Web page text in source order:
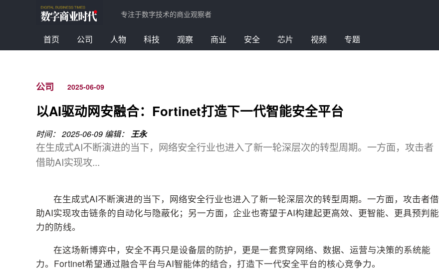
专注于数字技术的商业观察者
首页 公司 人物 科技 观察 商业 安全 芯片 视频 专题
公司 2025-06-09
以AI驱动网安融合：Fortinet打造下一代智能安全平台
时间： 2025-06-09编辑： 王永
在生成式AI不断演进的当下，网络安全行业也进入了新一轮深层次的转型周期。一方面，攻击者
借助AI实现攻...
在生成式AI不断演进的当下，网络安全行业也进入了新一轮深层次的转型周期。一方面，攻击者借
助AI实现攻击链条的自动化与隐蔽化；另一方面，企业也寄望于AI构建起更高效、更智能、更具预判能
力的防线。
在这场新博弈中，安全不再只是设备层的防护，更是一套贯穿网络、数据、运营与决策的系统能
力。Fortinet希望通过融合平台与AI智能体的结合，打造下一代安全平台的核心竞争力。